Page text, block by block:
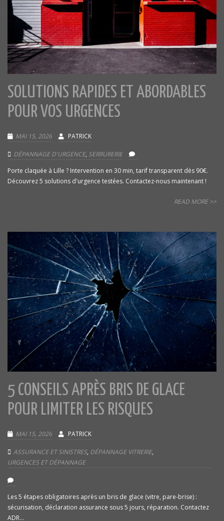
SOLUTIONS RAPIDES ET ABORDABLES
POUR VOS URGENCES
MAI 15, 2026 PATRICK
DÉPANNAGE D'URGENCE, SERRURERIE
Porte claquée à Lille ? Intervention en 30 min, tarif transparent dès 90€.
Découvrez 5 solutions d'urgence testées. Contactez-nous maintenant !
READ MORE >>
5 CONSEILS APRÈS BRIS DE GLACE
POUR LIMITER LES RISQUES
MAI 15, 2026 PATRICK
ASSURANCE ET SINISTRES, DÉPANNAGE VITRERIE,
URGENCES ET DÉPANNAGE
Les 5 étapes obligatoires après un bris de glace (vitre, pare-brise) :
sécurisation, déclaration assurance sous 5 jours, réparation. Contactez
ADR...